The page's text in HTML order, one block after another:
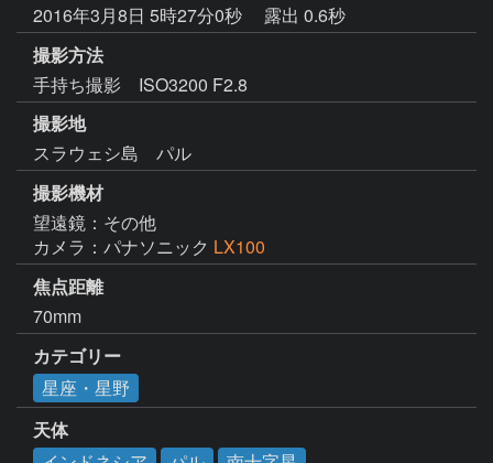
2016年3月8日 5時27分0秒
露出 0.6秒
撮影方法
手持ち撮影 ISO3200 F2.8
撮影地
スラウェシ島 パル
撮影機材
望遠鏡：その他
カメラ：パナソニック LX100
焦点距離
70mm
カテゴリー
星座・星野
天体